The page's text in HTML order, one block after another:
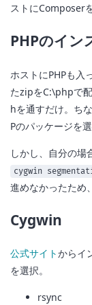
ストにComposer
PHPのイン
ホストにPHPも入
たzipをC:\phpで
hを通すだけ。ち
Pのパッケージを
しかし、自分の
cygwin
進めなかったため
Cygwin
公式サイトからイ
を選択。
rsync